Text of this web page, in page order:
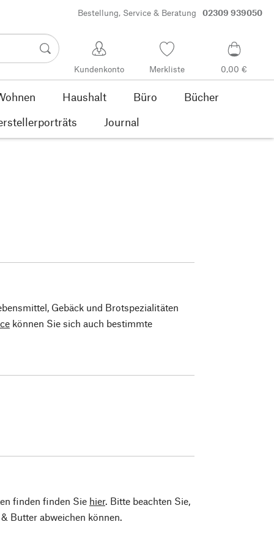
Bestellung, Service & Beratung 02309 939050
Kundenkonto Merkliste 0,00 €
Haushalt Büro
Bücher
Journal
Gebäck und Brotspezialitäten
können Sie sich auch bestimmte
finden finden Sie hier. Bitte beachten Sie,
Butter abweichen können.